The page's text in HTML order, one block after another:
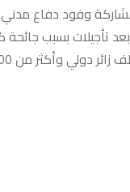
وفود دفاع
الماضية 2022 قد جاءت بعد